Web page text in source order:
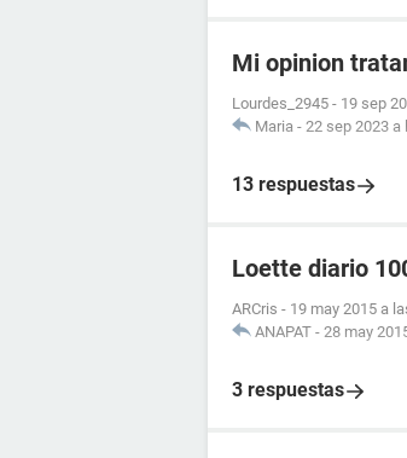
Mi opinion
Lourdes_2945 - 19 sep
Maria - 22 sep 2023 a
13 respuestas
Loette diario
ARCris - 19 may 2015 a
ANAPAT - 28 may
3 respuestas